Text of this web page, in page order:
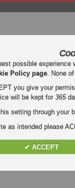
บุนเดสลีกา ลีกเอิง ยู
possible
Policy page. None
you give your
will be kept for365
setting through your
as intended please
✔ ACCEPT